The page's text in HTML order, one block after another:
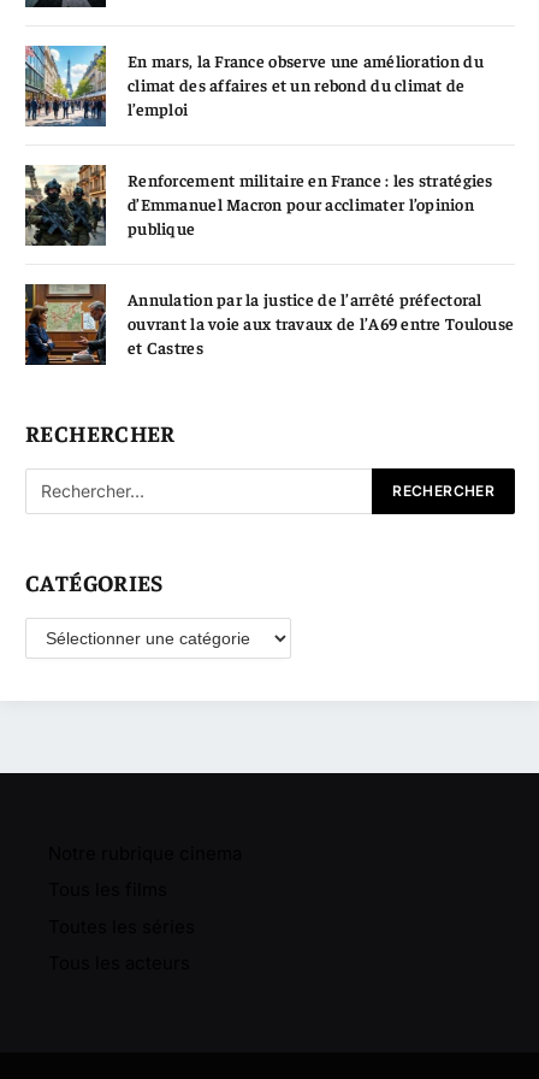
En mars, la France observe une amélioration du
climat des affaires et un rebond du climat de
l’emploi
Renforcement militaire en France : les stratégies
d’Emmanuel Macron pour acclimater l’opinion
publique
Annulation par la justice de l’arrêté préfectoral
ouvrant la voie aux travaux de l’A69 entre Toulouse
et Castres
RECHERCHER
CATÉGORIES
Catégories